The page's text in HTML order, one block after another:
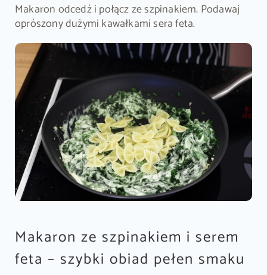
Makaron odcedź i połącz ze szpinakiem. Podawaj
oprószony dużymi kawałkami sera feta.
Makaron ze szpinakiem i serem
feta – szybki obiad pełen smaku